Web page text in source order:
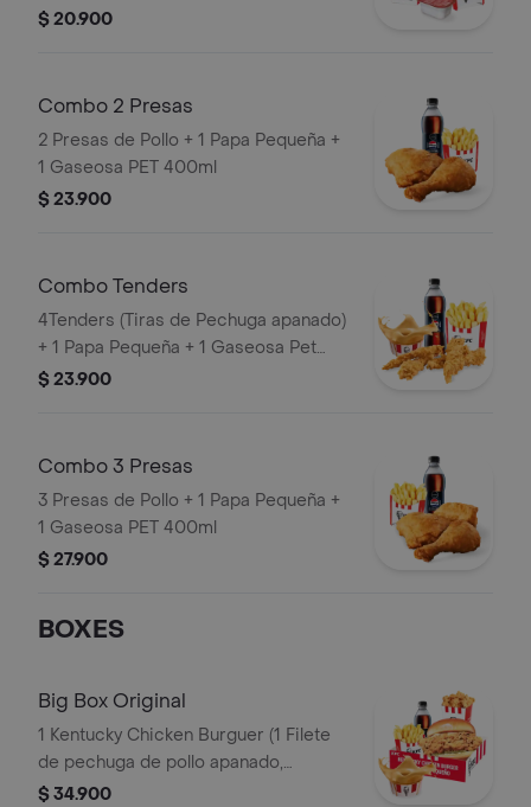
+ 1 Gaseosa PET 400ml + 1 Blister de
$ 20.900
Combo 2 Presas
2 Presas de Pollo + 1 Papa Pequeña +
1 Gaseosa PET 400ml
$ 23.900
Combo Tenders
4Tenders (Tiras de Pechuga apanado)
+ 1 Papa Pequeña + 1 Gaseosa Pet
$ 23.900
Combo 3 Presas
3 Presas de Pollo + 1 Papa Pequeña +
1 Gaseosa PET 400ml
$ 27.900
BOXES
Big Box Original
1 Kentucky Chicken Burguer (1 Filete
de pechuga de pollo apanado,
pepinillos, mayonesa premium y
$ 34.900